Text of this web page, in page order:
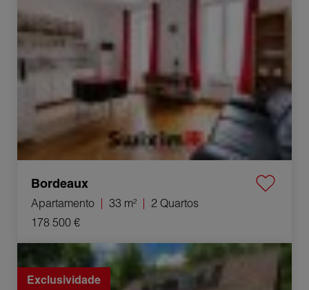
Bordeaux
Apartamento 33 m²
2 Quartos
178 500 €
Venda Casa Arsac 7 Quartos 146 m²
Exclusividade